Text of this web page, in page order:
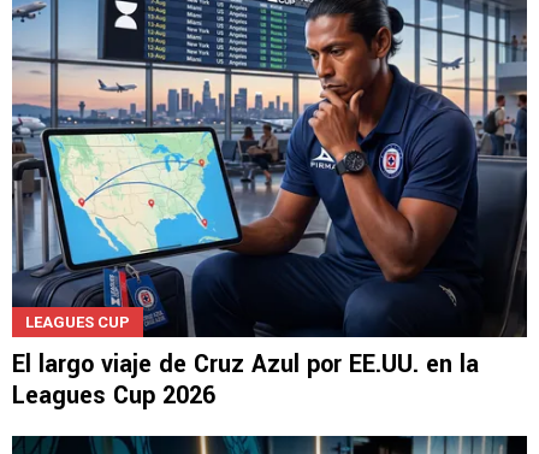
LEAGUES CUP
El largo viaje de Cruz Azul por EE.UU. en la
Leagues Cup 2026